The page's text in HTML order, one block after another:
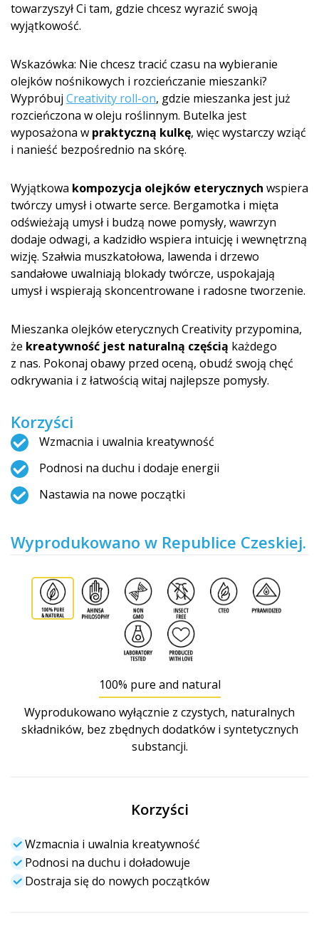
towarzyszył Ci tam, gdzie chcesz wyrazić swoją
wyjątkowość.
Wskazówka: Nie chcesz tracić czasu na wybieranie
olejków nośnikowych i rozcieńczanie mieszanki?
Wypróbuj Creativity roll-on, gdzie mieszanka jest już
rozcieńczona w oleju roślinnym. Butelka jest
wyposażona w praktyczną kulkę, więc wystarczy wziąć
i nanieść bezpośrednio na skórę.
Wyjątkowa kompozycja olejków eterycznych wspiera
twórczy umysł i otwarte serce. Bergamotka i mięta
odświeżają umysł i budzą nowe pomysły, wawrzyn
dodaje odwagi, a kadzidło wspiera intuicję i wewnętrzną
wizję. Szałwia muszkatołowa, lawenda i drzewo
sandałowe uwalniają blokady twórcze, uspokajają
umysł i wspierają skoncentrowane i radosne tworzenie.
Mieszanka olejków eterycznych Creativity przypomina,
że kreatywność jest naturalną częścią każdego
z nas. Pokonaj obawy przed oceną, obudź swoją chęć
odkrywania i z łatwością witaj najlepsze pomysły.
Korzyści
Wzmacnia i uwalnia kreatywność
Podnosi na duchu i dodaje energii
Nastawia na nowe początki
Wyprodukowano w Republice Czeskiej.
100% pure and natural
Wyprodukowano wyłącznie z czystych, naturalnych
składników, bez zbędnych dodatków i syntetycznych
substancji.
Korzyści
Wzmacnia i uwalnia kreatywność
Podnosi na duchu i doładowuje
Dostraja się do nowych początków